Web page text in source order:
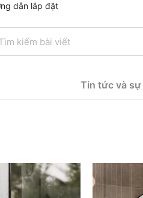
dẫn lắp đặt
Tin tức và sự